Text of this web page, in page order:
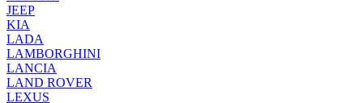
JEEP
KIA
LADA
LAMBORGHINI
LANCIA
LAND ROVER
LEXUS